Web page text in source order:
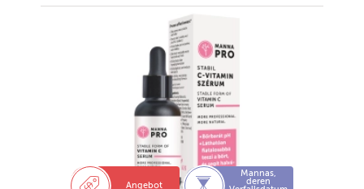
Angebot
Mannas,
deren